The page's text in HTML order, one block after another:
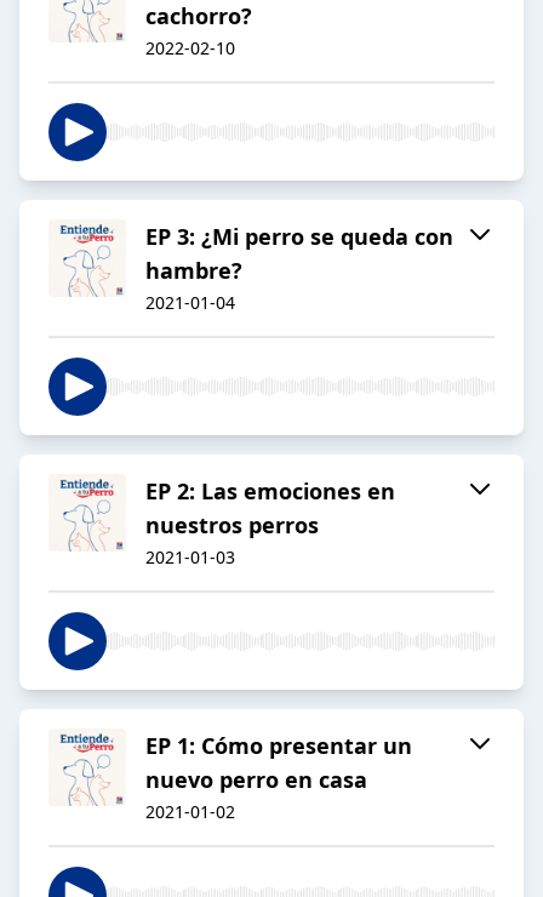
cachorro?
2022-02-10
EP 3: ¿Mi perro se queda con
hambre?
2021-01-04
EP 2: Las emociones en
nuestros perros
2021-01-03
EP 1: Cómo presentar un
nuevo perro en casa
2021-01-02